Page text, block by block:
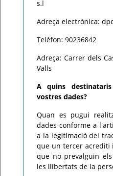
s.l
Adreça electrònica:
Telèfon: 90236842
Adreça: Carrer dels
Valls
A quins
vostres dades?
Quan es pugui
dades conforme a
a la legitimació del
que un tercer acrediti
que no prevalguin
les llibertats de la